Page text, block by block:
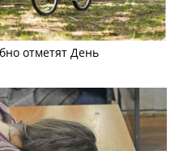
отметят День